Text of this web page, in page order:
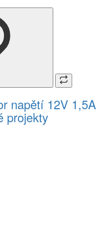
napětí 12V 1,5A
projekty